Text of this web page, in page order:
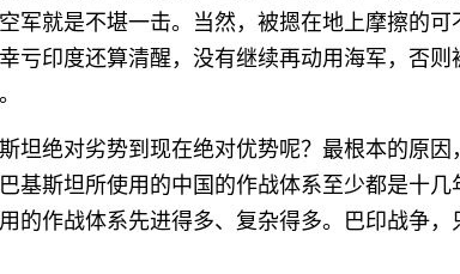
军就是不堪一击。当然，被摁在地上摩擦的可
亏印度还算清醒，没有继续再动用海军，否则
坦绝对劣势到现在绝对优势呢？最根本的原因
基斯坦所使用的中国的作战体系至少都是十几
的作战体系先进得多、复杂得多。巴印战争，